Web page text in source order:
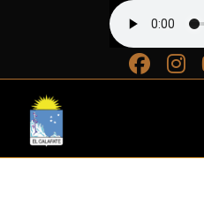
contenido